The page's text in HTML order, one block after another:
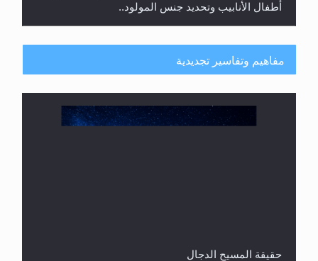
أطفال الأنابيب وتحديد جنس المولود..
مفاهيم وتفاسير تجديدية
حقيقة المسيح الدجال